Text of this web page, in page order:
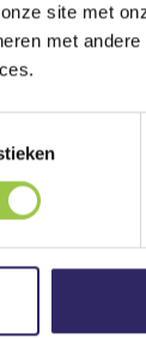
site met
met
dat door
snel
met